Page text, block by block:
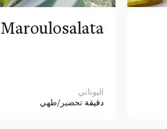
Maroulosalata
اليوناني
دقيقة تحضير/طهي